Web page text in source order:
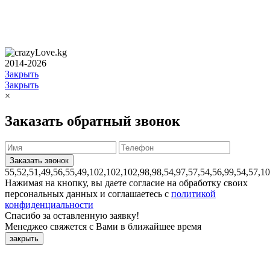
2014-2026
Закрыть
Закрыть
×
Заказать обратный звонок
Нажимая на кнопку, вы даете согласие на обработку своих
персональных данных и соглашаетесь с политикой
конфиденциальности
Спасибо за оставленную заявку!
Менеджео свяжется с Вами в ближайшее время
закрыть